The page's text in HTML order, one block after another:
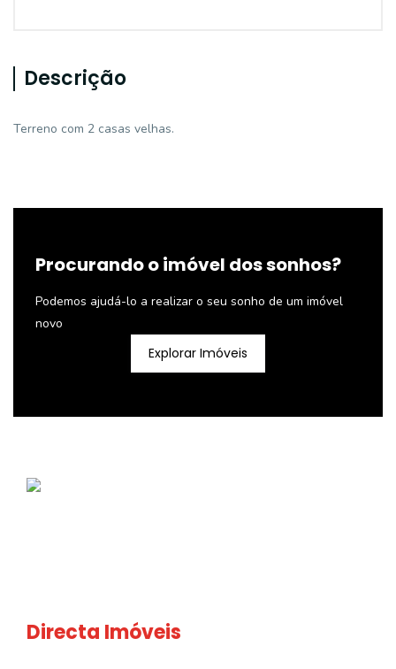
Descrição
Terreno com 2 casas velhas.
Procurando o imóvel dos sonhos?
Podemos ajudá-lo a realizar o seu sonho de um imóvel
novo
Explorar Imóveis
Directa Imóveis